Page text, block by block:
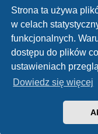
Strona ta używa
w celach
funkcjonalnych.
dostępu do plików
ustawieniach
Dowiedz się więcej
Wszyscy użytkownicy
przez administratora
mogą także używać
Na górę
Technologię
Polski